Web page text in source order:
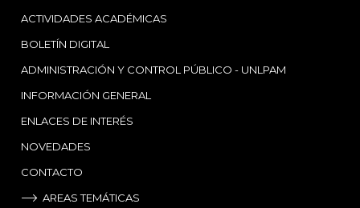
ACTIVIDADES ACADÉMICAS
BOLETÍN DIGITAL
ADMINISTRACIÓN Y CONTROL PÚBLICO - UNLPAM
INFORMACIÓN GENERAL
ENLACES DE INTERÉS
NOVEDADES
CONTACTO
AREAS TEMÁTICAS